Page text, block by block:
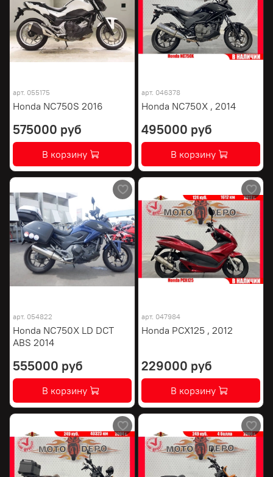
арт. 055175
Honda NC750S 2016
575000 руб
В корзину
арт. 046378
Honda NC750X , 2014
495000 руб
В корзину
арт. 054822
Honda NC750X LD DCT
ABS 2014
555000 руб
В корзину
арт. 047984
Honda PCX125 , 2012
229000 руб
В корзину